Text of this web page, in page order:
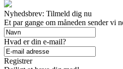
Nyhedsbrev: Tilmeld dig nu
Et par gange om måneden sender vi
Hvad er din e-mail?
Registrer